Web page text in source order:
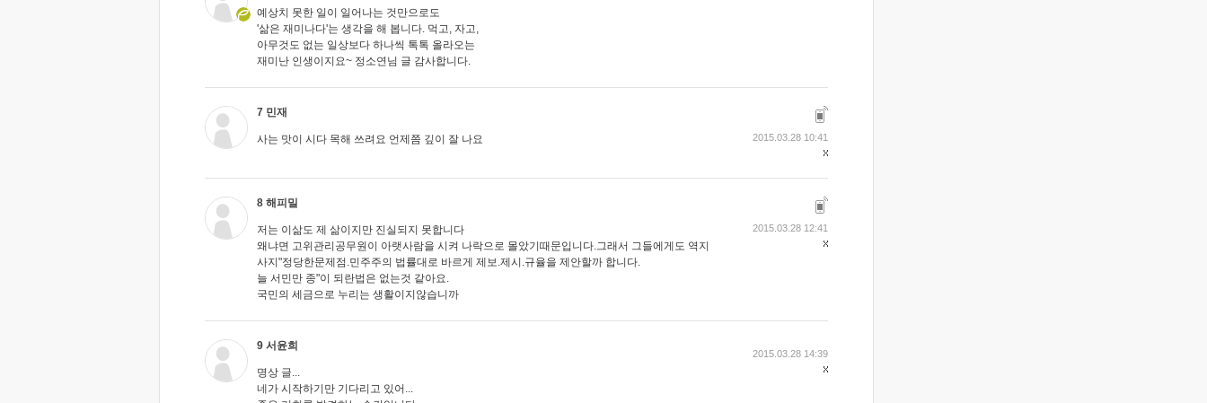
예상치 못한 일이 일어나는 것만으로도
'삶은 재미나다'는 생각을 해 봅니다. 먹고, 자고,
아무것도 없는 일상보다 하나씩 톡톡 올라오는
재미난 인생이지요~ 정소연님 글 감사합니다.
7 민재
사는 맛이 시다 목해 쓰려요 언제쯤 깊이 잘 나요 2015.03.28 10:41
8 해피밀
저는 이삶도 제 삶이지만 진실되지 못합니다
왜냐면 고위관리공무원이 아랫사람을 시켜 나락으로 몰았기때문입니다.그래서 그들에게도 역지
사지"정당한문제점.민주주의 법률대로 바르게 제보.제시.규율을 제안할까 합니다.
늘 서민만 종"이 되란법은 없는것 같아요.
국민의 세금으로 누리는 생활이지않습니까
2015.03.28 12:41
9 서윤희
명상 글...
네가 시작하기만 기다리고 있어...
2015.03.28 14:39